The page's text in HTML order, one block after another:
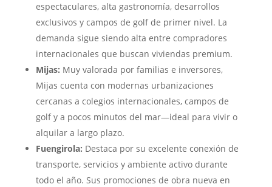
espectaculares, alta gastronomía, desarrollos
exclusivos y campos de golf de primer nivel. La
demanda sigue siendo alta entre compradores
internacionales que buscan viviendas premium.
Mijas: Muy valorada por familias e inversores,
Mijas cuenta con modernas urbanizaciones
cercanas a colegios internacionales, campos de
golf y a pocos minutos del mar—ideal para vivir o
alquilar a largo plazo.
Fuengirola: Destaca por su excelente conexión de
transporte, servicios y ambiente activo durante
todo el año. Sus promociones de obra nueva en